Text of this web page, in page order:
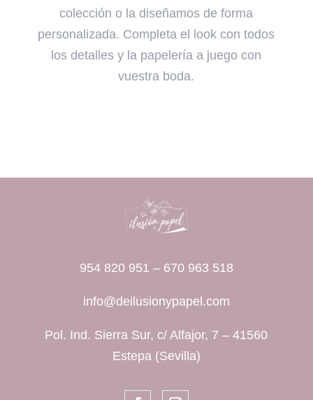
colección o la diseñamos de forma
personalizada. Completa el look con todos
los detalles y la papelería a juego con
vuestra boda.
954 820 951 – 670 963 518
info@deilusionypapel.com
Pol. Ind. Sierra Sur, c/ Alfajor, 7 – 41560
Estepa (Sevilla)